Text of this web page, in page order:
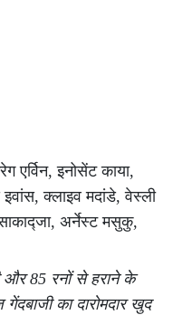
एर्विन, इनोसेंट काया,
क्लाइव मदांडे, वेस्ली
अर्नेस्ट मसुकु,
और 85 रनों से हराने के
का दारोमदार खुद